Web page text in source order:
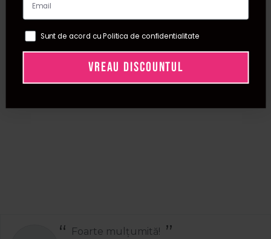
Foarte mulțumită!
Sunt de acord cu Politica de confidentialitate
VREAU DISCOUNTUL